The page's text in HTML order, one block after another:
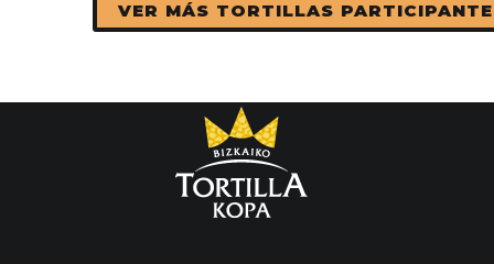
VER MÁS TORTILLAS